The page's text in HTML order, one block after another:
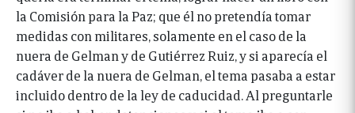
la Comisión para la Paz; que él no pretendía tomar
medidas con militares, solamente en el caso de la
nuera de Gelman y de Gutiérrez Ruiz, y si aparecía el
cadáver de la nuera de Gelman, el tema pasaba a estar
incluido dentro de la ley de caducidad. Al preguntarle